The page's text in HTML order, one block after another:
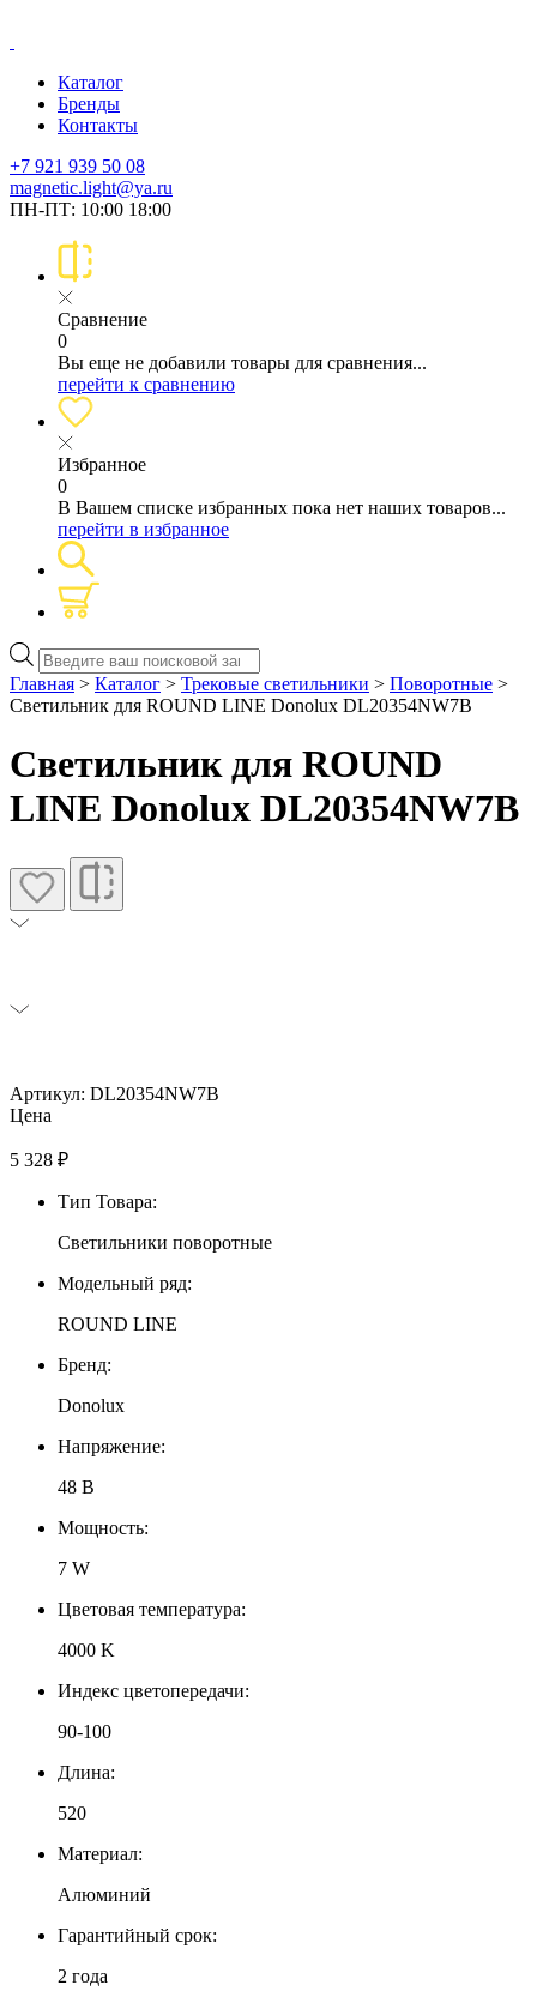
Каталог
Бренды
Контакты
+7 921 939 50 08
magnetic.light@ya.ru
ПН-ПТ: 10:00 18:00
Сравнение
0
Вы еще не добавили товары для сравнения...
перейти к сравнению
Избранное
0
В Вашем списке избранных пока нет наших товаров...
перейти в избранное
Поиск
товаров
Главная > Каталог > Трековые светильники > Поворотные >
Светильник для ROUND LINE Donolux DL20354NW7B
Светильник для ROUND
LINE Donolux DL20354NW7B
Артикул: DL20354NW7B
Цена
5 328 ₽
Тип Товара:
Светильники поворотные
Модельный ряд:
ROUND LINE
Бренд:
Donolux
Напряжение:
48 В
Мощность:
7 W
Цветовая температура:
4000 K
Индекс цветопередачи:
90-100
Длина:
520
Материал:
Алюминий
Гарантийный срок:
2 года